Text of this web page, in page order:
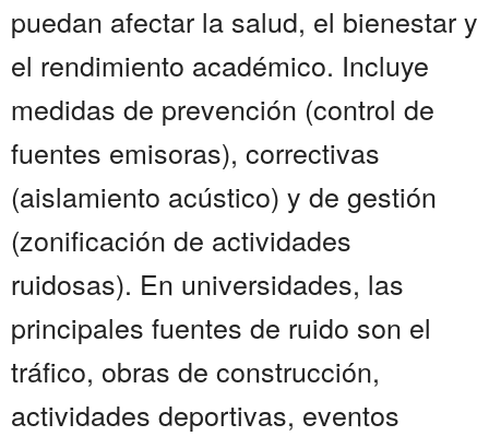
puedan afectar la salud, el bienestar y
el rendimiento académico. Incluye
medidas de prevención (control de
fuentes emisoras), correctivas
(aislamiento acústico) y de gestión
(zonificación de actividades
ruidosas). En universidades, las
principales fuentes de ruido son el
tráfico, obras de construcción,
actividades deportivas, eventos